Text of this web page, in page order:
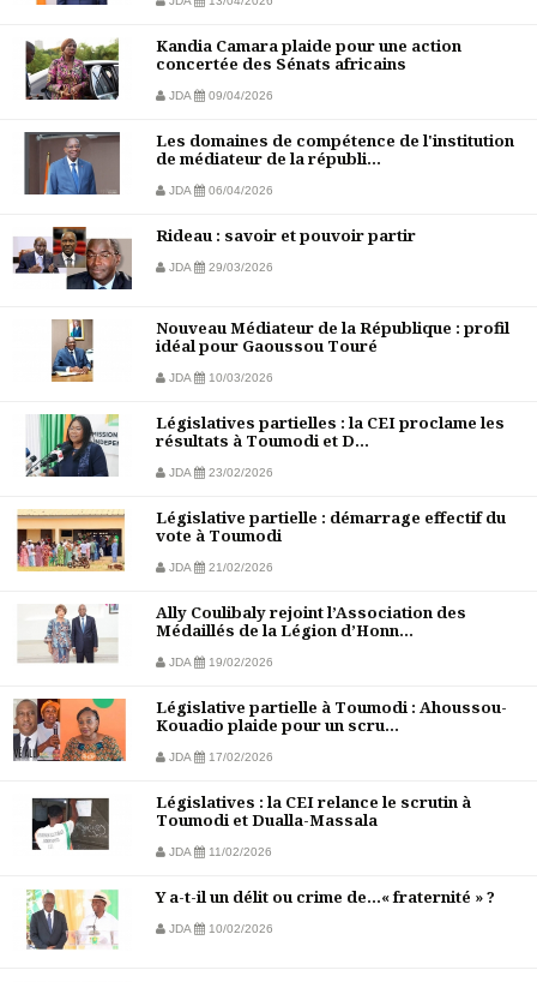
Kandia Camara plaide pour une action
concertée des Sénats africains
JDA 09/04/2026
Les domaines de compétence de l'institution
de médiateur de la républi...
JDA 06/04/2026
Rideau : savoir et pouvoir partir
JDA 29/03/2026
Nouveau Médiateur de la République : profil
idéal pour Gaoussou Touré
JDA 10/03/2026
Législatives partielles : la CEI proclame les
résultats à Toumodi et D...
JDA 23/02/2026
Législative partielle : démarrage effectif du
vote à Toumodi
JDA 21/02/2026
Ally Coulibaly rejoint l’Association des
Médaillés de la Légion d’Honn...
JDA 19/02/2026
Législative partielle à Toumodi : Ahoussou-
Kouadio plaide pour un scru...
JDA 17/02/2026
Législatives : la CEI relance le scrutin à
Toumodi et Dualla-Massala
JDA 11/02/2026
Y a-t-il un délit ou crime de…« fraternité » ?
JDA 10/02/2026